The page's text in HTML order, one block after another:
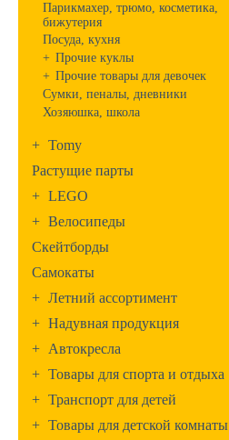
Парикмахер, трюмо, косметика,
бижутерия
Посуда, кухня
+ Прочие куклы
+ Прочие товары для девочек
Сумки, пеналы, дневники
Хозяюшка, школа
+ Tomy
Растущие парты
+ LEGO
+ Велосипеды
Скейтборды
Самокаты
+ Летний ассортимент
+ Надувная продукция
+ Автокресла
+ Товары для спорта и отдыха
+ Транспорт для детей
+ Товары для детской комнаты